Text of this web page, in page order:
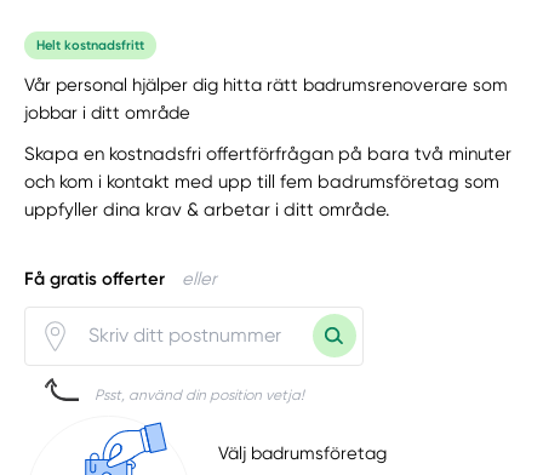
Helt kostnadsfritt
Vår personal hjälper dig hitta rätt badrumsrenoverare som
jobbar i ditt område
Skapa en kostnadsfri offertförfrågan på bara två minuter
och kom i kontakt med upp till fem badrumsföretag som
uppfyller dina krav & arbetar i ditt område.
Få gratis offerter eller
Psst, använd din position vetja!
Välj badrumsföretag